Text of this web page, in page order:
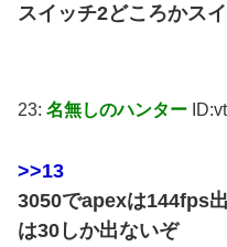
スイッチ2どころかス
23: 名無しのハンター
>>13
3050でapexは144fps
は30しか出ないぞ